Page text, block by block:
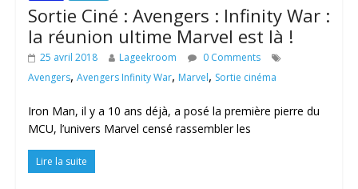
Sortie Ciné : Avengers : Infinity War :
la réunion ultime Marvel est là !
25 avril 2018 Lageekroom
0 Comments
Avengers, Avengers Infinity War, Marvel, Sortie cinéma
Iron Man, il y a 10 ans déjà, a posé la première pierre du
MCU, l’univers Marvel censé rassembler les
Lire la suite